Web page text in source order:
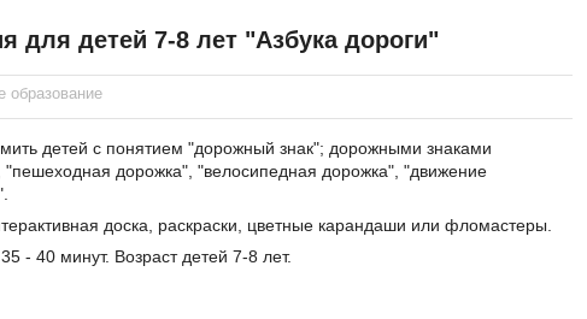
для детей 7-8 лет "Азбука дороги"
образование
детей с понятием "дорожный знак"; дорожными знаками
дорожка", "велосипедная дорожка", "движение
доска, раскраски, цветные карандаши или фломастеры.
- 40 минут. Возраст детей 7-8 лет.